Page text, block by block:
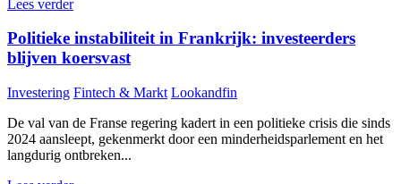
Lees verder
Politieke instabiliteit in Frankrijk: investeerders
blijven koersvast
Investering Fintech & Markt Lookandfin
De val van de Franse regering kadert in een politieke crisis die sinds
2024 aansleept, gekenmerkt door een minderheidsparlement en het
langdurig ontbreken...